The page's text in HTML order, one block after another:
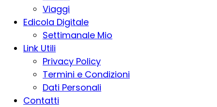
Viaggi
Edicola Digitale
Settimanale Mio
Link Utili
Privacy Policy
Termini e Condizioni
Dati Personali
Contatti